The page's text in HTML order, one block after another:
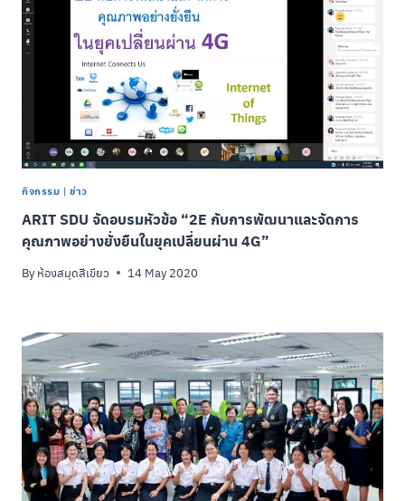
กิจกรรม |ข่าว
ARIT SDU จัดอบรมหัวข้อ “2E กับการพัฒนาและจัดการ
คุณภาพอย่างยั่งยืนในยุคเปลี่ยนผ่าน 4G”
By ห้องสมุดสีเขียว 14 May 2020